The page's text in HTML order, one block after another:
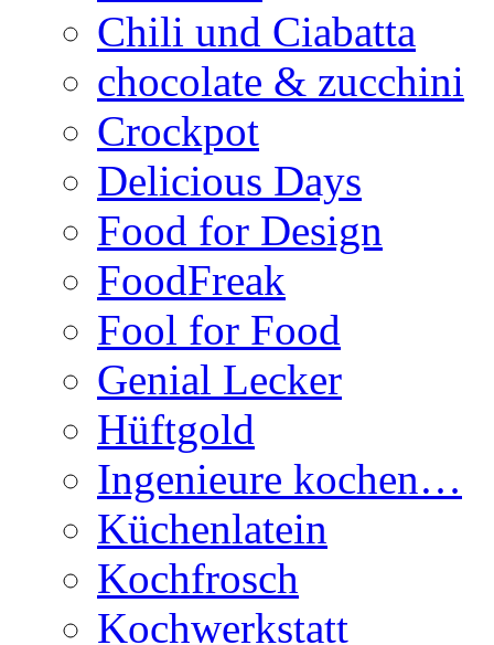
Chili und Ciabatta
chocolate & zucchini
Crockpot
Delicious Days
Food for Design
FoodFreak
Fool for Food
Genial Lecker
Hüftgold
Ingenieure kochen…
Küchenlatein
Kochfrosch
Kochwerkstatt